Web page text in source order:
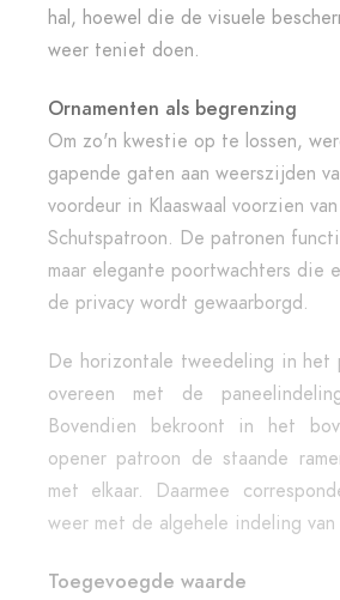
hal, hoewel die de visuele
weer teniet doen.
Ornamenten als begrenzing
Om zo'n kwestie op te lossen,
gapende gaten aan weerszijden
voordeur in Klaaswaal voorzien
Schutspatroon. De patronen
maar elegante poortwachters die
de privacy wordt gewaarborgd.
De horizontale tweedeling in het
overeen met de
Bovendien bekroont in het
opener patroon de staande
met elkaar. Daarmee
weer met de algehele indeling
Toegevoegde waarde